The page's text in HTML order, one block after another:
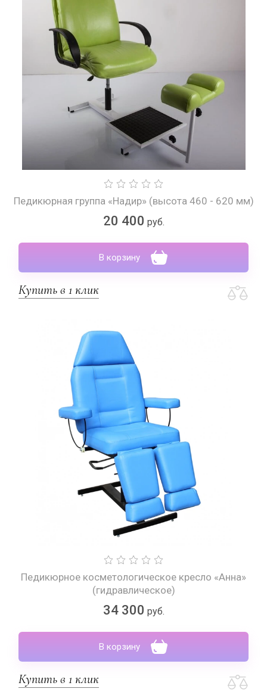
Педикюрная группа «Надир» (высота 460 - 620 мм)
20 400 руб.
В корзину
Купить в 1 клик
Педикюрное косметологическое кресло «Анна»
(гидравлическое)
34 300 руб.
В корзину
Купить в 1 клик